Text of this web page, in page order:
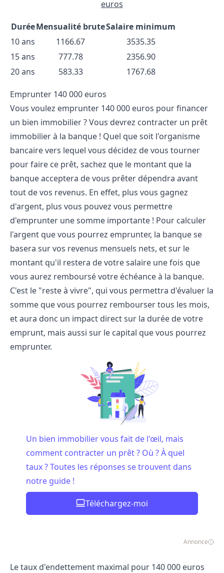
euros
DuréeMensualité bruteSalaire minimum
10 ans
1166.67
3535.35
15 ans
777.78
2356.90
20 ans
583.33 1767.68
Emprunter 140 000 euros
Vous voulez emprunter 140 000 euros pour financer
un bien immobilier ? Vous devrez contracter un prêt
immobilier à la banque ! Quel que soit l'organisme
bancaire vers lequel vous décidez de vous tourner
pour faire ce prêt, sachez que le montant que la
banque acceptera de vous prêter dépendra avant
tout de vos revenus. En effet, plus vous gagnez
d'argent, plus vous pouvez vous permettre
d'emprunter une somme importante ! Pour calculer
l'argent que vous pourrez emprunter, la banque se
basera sur vos revenus mensuels nets, et sur le
montant qu'il restera de votre salaire une fois que
vous aurez remboursé votre échéance à la banque.
C'est le "reste à vivre", qui vous permettra d'évaluer la
somme que vous pourrez rembourser tous les mois,
et aura donc un impact direct sur la durée de votre
emprunt, mais aussi sur le capital que vous pourrez
emprunter.
Un bien immobilier vous fait de l'œil, mais
comment contracter un prêt ? Où ? À quel
taux ? Toutes les réponses se trouvent dans
notre guide !
Téléchargez-moi
Annonce
Le taux d'endettement maximal pour 140 000 euros